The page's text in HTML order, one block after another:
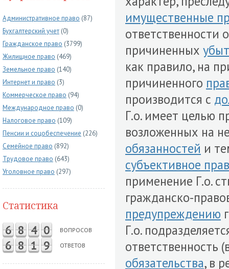
Административное право (87)
Бухгалтерский учет (0)
Гражданское право (3799)
Жилищное право (469)
Земельное право (140)
Интернет и право (3)
Коммерческое право (94)
Международное право (0)
Налоговое право (109)
Пенсии и соцобеспечение (226)
Семейное право (892)
Трудовое право (643)
Уголовное право (297)
Статистика
6 8 4 0 ВОПРОСОВ
6 8 1 9 ОТВЕТОВ
имущественные
ответственности
причиненных
как правило, на
причиненного
производится с
Г.о. имеет целью
возложенных на
обязанностей и
субъективное
применение Г.о.
гражданско-
предупреждению
Г.о.
ответственность
обязательства, в